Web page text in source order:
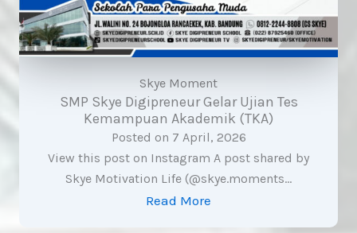
Skye Moment
SMP Skye Digipreneur Gelar Ujian Tes
Kemampuan Akademik (TKA)
Posted on 7 April, 2026
View this post on Instagram A post shared by
Skye Motivation Life (@skye.moments…
Read More